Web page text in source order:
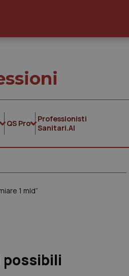
QS Pro
Professionisti
Sanitari.AI
1 mld”
possibili